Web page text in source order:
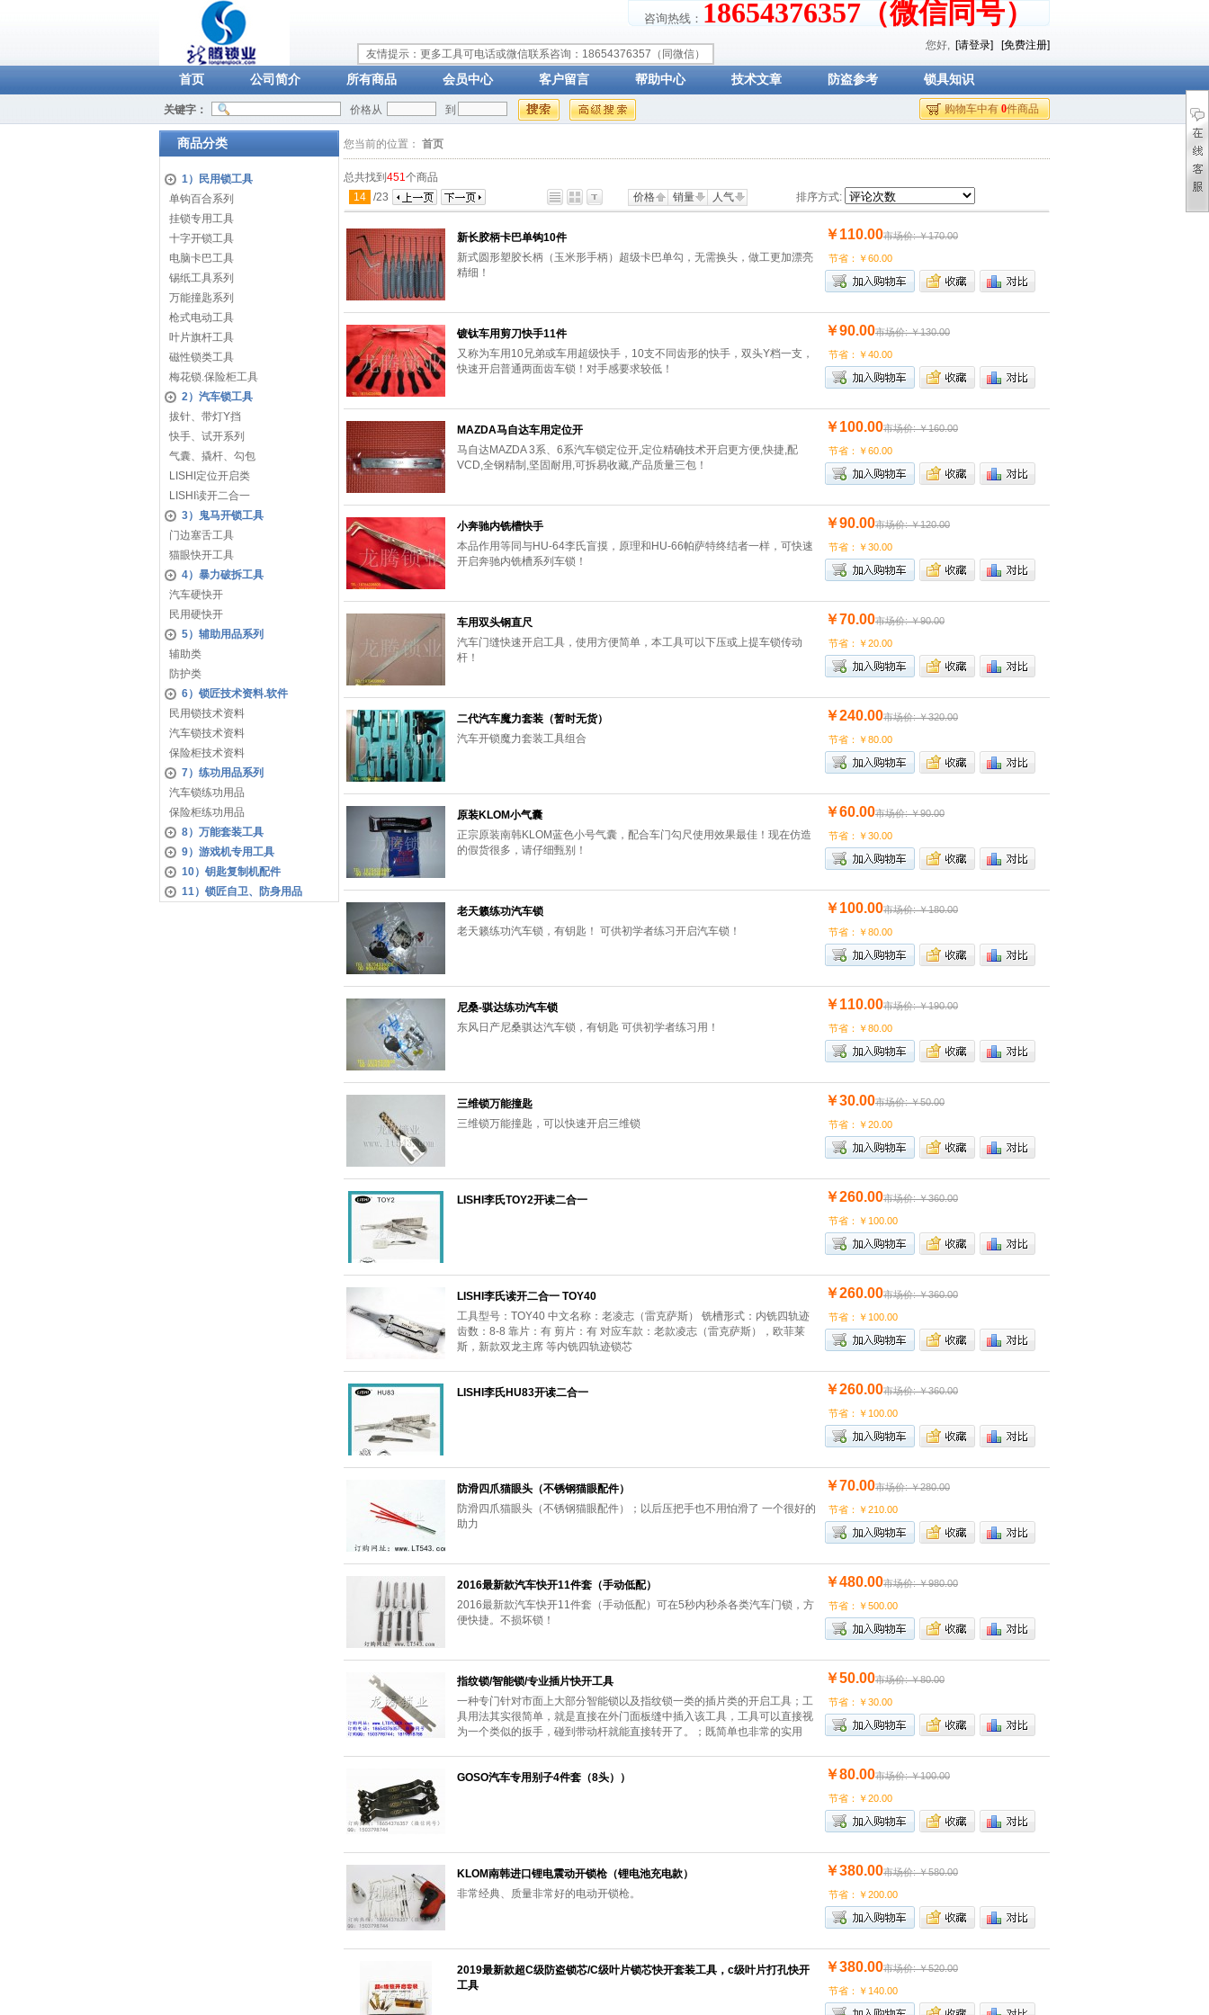
友情提示：更多工具可电话或微信联系咨询：18654376357（同微信）
您好, [请登录] [免费注册]
咨询热线： 18654376357（微信同号）
首页 公司简介 所有商品 会员中心 客户留言 帮助中心 技术文章 防盗参考 锁具知识
购物车中有 0件商品
关键字： 价格从 到
商品分类
1）民用锁工具
单钩百合系列
挂锁专用工具
十字开锁工具
电脑卡巴工具
锡纸工具系列
万能撞匙系列
枪式电动工具
叶片旗杆工具
磁性锁类工具
梅花锁.保险柜工具
2）汽车锁工具
拔针、带灯Y挡
快手、试开系列
气囊、撬杆、勾包
LISHI定位开启类
LISHI读开二合一
3）鬼马开锁工具
门边塞舌工具
猫眼快开工具
4）暴力破拆工具
汽车硬快开
民用硬快开
5）辅助用品系列
辅助类
防护类
6）锁匠技术资料.软件
民用锁技术资料
汽车锁技术资料
保险柜技术资料
7）练功用品系列
汽车锁练功用品
保险柜练功用品
8）万能套装工具
9）游戏机专用工具
10）钥匙复制机配件
11）锁匠自卫、防身用品
您当前的位置： 首页
总共找到 451个商品
14 /23 价格 销量 人气 排序方式:
新长胶柄卡巴单钩10件
新式圆形塑胶长柄（玉米形手柄）超级卡巴单勾，无需换头，做工更加漂亮
精细！
￥110.00市场价: ￥170.00
节省：￥60.00
镀钛车用剪刀快手11件
又称为车用10兄弟或车用超级快手，10支不同齿形的快手，双头Y档一支，
快速开启普通两面齿车锁！对手感要求较低！
￥90.00市场价: ￥130.00
节省：￥40.00
MAZDA马自达车用定位开
马自达MAZDA 3系、6系汽车锁定位开,定位精确技术开启更方便,快捷,配
VCD,全钢精制,坚固耐用,可拆易收藏,产品质量三包！
￥100.00市场价: ￥160.00
节省：￥60.00
小奔驰内铣槽快手
本品作用等同与HU-64李氏盲摸，原理和HU-66帕萨特终结者一样，可快速
开启奔驰内铣槽系列车锁！
￥90.00市场价: ￥120.00
节省：￥30.00
车用双头钢直尺
汽车门缝快速开启工具，使用方便简单，本工具可以下压或上提车锁传动
杆！
￥70.00市场价: ￥90.00
节省：￥20.00
二代汽车魔力套装（暂时无货）
汽车开锁魔力套装工具组合
￥240.00市场价: ￥320.00
节省：￥80.00
原装KLOM小气囊
正宗原装南韩KLOM蓝色小号气囊，配合车门勾尺使用效果最佳！现在仿造
的假货很多，请仔细甄别！
￥60.00市场价: ￥90.00
节省：￥30.00
老天籁练功汽车锁
老天籁练功汽车锁，有钥匙！ 可供初学者练习开启汽车锁！
￥100.00市场价: ￥180.00
节省：￥80.00
尼桑-骐达练功汽车锁
东风日产尼桑骐达汽车锁，有钥匙 可供初学者练习用！
￥110.00市场价: ￥190.00
节省：￥80.00
三维锁万能撞匙
三维锁万能撞匙，可以快速开启三维锁
￥30.00市场价: ￥50.00
节省：￥20.00
LISHI李氏TOY2开读二合一 ￥260.00市场价: ￥360.00
节省：￥100.00
LISHI李氏读开二合一 TOY40
工具型号：TOY40 中文名称：老凌志（雷克萨斯） 铣槽形式：内铣四轨迹
齿数：8-8 靠片：有 剪片：有 对应车款：老款凌志（雷克萨斯），欧菲莱
斯，新款双龙主席 等内铣四轨迹锁芯
￥260.00市场价: ￥360.00
节省：￥100.00
LISHI李氏HU83开读二合一 ￥260.00市场价: ￥360.00
节省：￥100.00
防滑四爪猫眼头（不锈钢猫眼配件）
防滑四爪猫眼头（不锈钢猫眼配件）；以后压把手也不用怕滑了 一个很好的
助力
￥70.00市场价: ￥280.00
节省：￥210.00
2016最新款汽车快开11件套（手动低配）
2016最新款汽车快开11件套（手动低配）可在5秒内秒杀各类汽车门锁，方
便快捷。不损坏锁！
￥480.00市场价: ￥980.00
节省：￥500.00
指纹锁/智能锁/专业插片快开工具
一种专门针对市面上大部分智能锁以及指纹锁一类的插片类的开启工具；工
具用法其实很简单，就是直接在外门面板缝中插入该工具，工具可以直接视
为一个类似的扳手，碰到带动杆就能直接转开了。；既简单也非常的实用
￥50.00市场价: ￥80.00
节省：￥30.00
GOSO汽车专用别子4件套（8头）） ￥80.00市场价: ￥100.00
节省：￥20.00
KLOM南韩进口锂电震动开锁枪（锂电池充电款）
非常经典、质量非常好的电动开锁枪。
￥380.00市场价: ￥580.00
节省：￥200.00
2019最新款超C级防盗锁芯/C级叶片锁芯快开套装工具，c级叶片打孔快开
工具
￥380.00市场价: ￥520.00
节省：￥140.00